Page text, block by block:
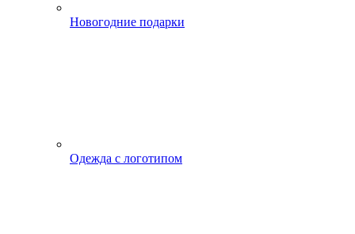
Новогодние подарки
Одежда с логотипом